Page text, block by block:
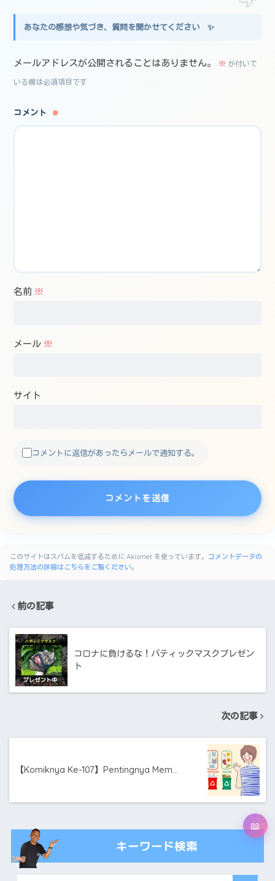
メールアドレスが公開されることはありません。 ※ が付いて
いる欄は必須項目です
コメント ※
名前 ※
メール ※
サイト
コメントに返信があったらメールで通知する。
このサイトはスパムを低減するために Akismet を使っています。 コメントデータの
処理方法の詳細はこちらをご覧ください。
前の記事
コロナに負けるな！バティックマスクプレゼン
ト
次の記事
【Komiknya Ke-107】Pentingnya Mem…
キーワード検索